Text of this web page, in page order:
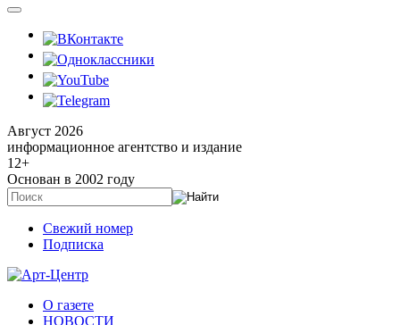
Август 2026
информационное агентство и издание
12+
Основан в 2002 году
Свежий номер
Подписка
О газете
НОВОСТИ